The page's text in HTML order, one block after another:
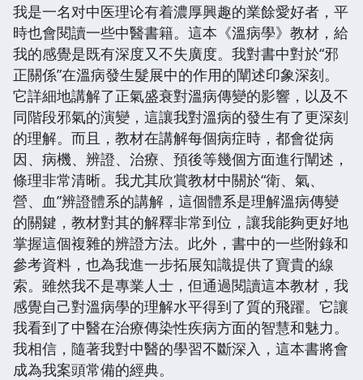
我是一名对中医理论有着濃厚興趣的業餘愛好者，平
時也會閱讀一些中醫書籍。這本《溫病學》教材，給
我的感覺是既有深度又不失廣度。我對書中對於“邪
正關係”在溫病發生髮展中的作用的闡述印象深刻。
它詳細地講解了正氣盛衰對溫病傳變的影響，以及不
同階段邪氣的演變，這讓我對溫病的發生有了更深刻
的理解。而且，教材在講解每個病症時，都會從病
因、病機、辨證、治療、預後等幾個方面進行闡述，
條理非常清晰。我尤其欣賞教材中關於“衛、氣、
營、血”辨證體系的講解，這個體系是理解溫病傳變
的關鍵，教材對其的解釋非常到位，讓我能夠更好地
掌握這個複雜的辨證方法。此外，書中的一些附錄和
參考資料，也為我進一步拓展知識提供了寶貴的線
索。雖然我不是專業人士，但通過閱讀這本教材，我
感覺自己對溫病學的理解水平得到了質的飛躍。它讓
我看到了中醫在治療傳染性疾病方面的智慧和魅力。
我相信，隨著我對中醫的學習不斷深入，這本書將會
成為我案頭常備的經典。